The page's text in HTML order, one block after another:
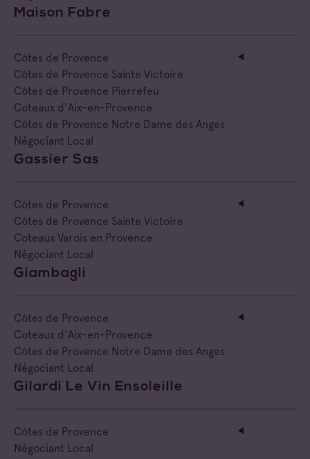
Maison Fabre
Côtes de Provence
Côtes de Provence Sainte Victoire
Côtes de Provence Pierrefeu
Coteaux d'Aix-en-Provence
Côtes de Provence Notre Dame des Anges
Négociant Local
Gassier Sas
Côtes de Provence
Côtes de Provence Sainte Victoire
Coteaux Varois en Provence
Négociant Local
Giambagli
Côtes de Provence
Coteaux d'Aix-en-Provence
Côtes de Provence Notre Dame des Anges
Négociant Local
Gilardi Le Vin Ensoleille
Côtes de Provence
Négociant Local